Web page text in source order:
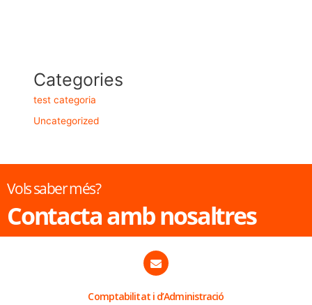
Categories
test categoria
Uncategorized
Vols saber més?
Contacta amb nosaltres
Comptabilitat i d’Administració